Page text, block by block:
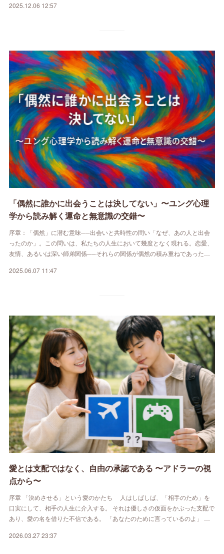
2025.12.06 12:57
「偶然に誰かに出会うことは決してない」〜ユング心理
学から読み解く運命と無意識の交錯〜
序章：「偶然」に潜む意味──出会いと共時性の問い「なぜ、あの人と出会
ったのか」。この問いは、私たちの人生において幾度となく現れる。恋愛、
友情、あるいは深い師弟関係──それらの関係が偶然の積み重ねであった…
2025.06.07 11:47
愛とは支配ではなく、自由の承認である 〜アドラーの視
点から〜
序章 「決めさせる」という愛のかたち 人はしばしば、「相手のため」を
口実にして、相手の人生に介入する。 それは優しさの仮面をかぶった支配で
あり、愛の名を借りた不信である。 「あなたのために言っているのよ」 …
2026.03.27 23:37